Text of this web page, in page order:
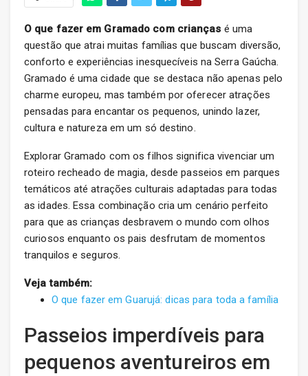
O que fazer em Gramado com crianças é uma
questão que atrai muitas famílias que buscam diversão,
conforto e experiências inesquecíveis na Serra Gaúcha.
Gramado é uma cidade que se destaca não apenas pelo
charme europeu, mas também por oferecer atrações
pensadas para encantar os pequenos, unindo lazer,
cultura e natureza em um só destino.
Explorar Gramado com os filhos significa vivenciar um
roteiro recheado de magia, desde passeios em parques
temáticos até atrações culturais adaptadas para todas
as idades. Essa combinação cria um cenário perfeito
para que as crianças desbravem o mundo com olhos
curiosos enquanto os pais desfrutam de momentos
tranquilos e seguros.
Veja também:
O que fazer em Guarujá: dicas para toda a família
Passeios imperdíveis para
pequenos aventureiros em